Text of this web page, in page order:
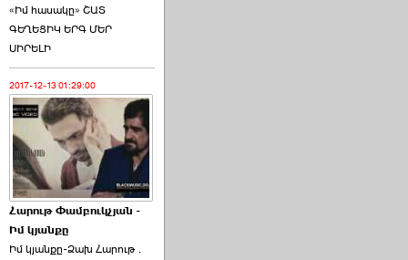
«Իմ հասակը» ՇԱՏ
ԳԵՂԵՑԻԿ ԵՐԳ ՄԵՐ
ՍԻՐԵԼԻ
2017-12-13 01:29:00
Հարութ Փամբուկչյան -
Իմ կյանքը
Իմ կյանքը-Ձախ Հարnւթ․